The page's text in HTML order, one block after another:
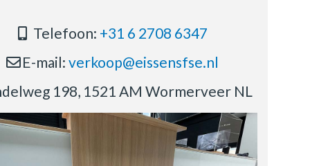
Telefoon: +31 6 2708 6347
E-mail:verkoop@eissensfse.nl
198, 1521 AM Wormerveer NL